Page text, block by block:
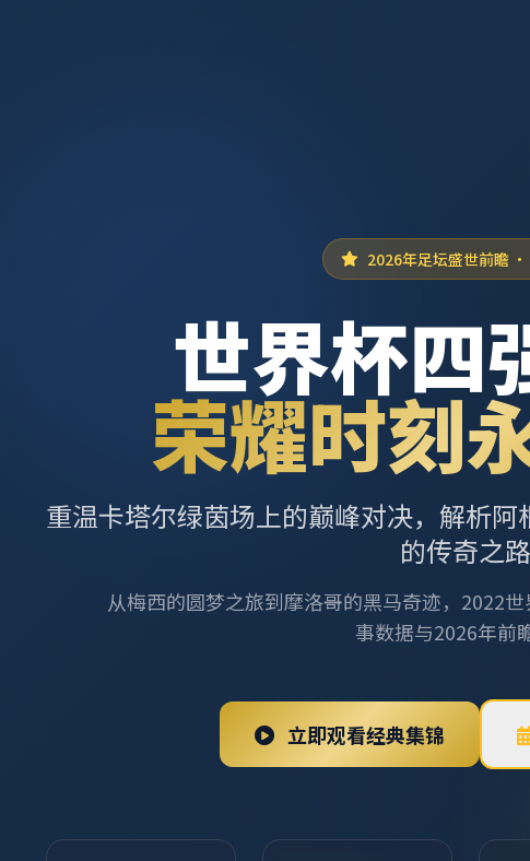
2026年足坛盛世前瞻 ·
世界杯四
荣耀时刻
重温卡塔尔绿茵场上的巅峰对决，解析
的传奇之路
从梅西的圆梦之旅到摩洛哥的黑马奇迹，2022
事数据与2026年前
立即观看经典集锦